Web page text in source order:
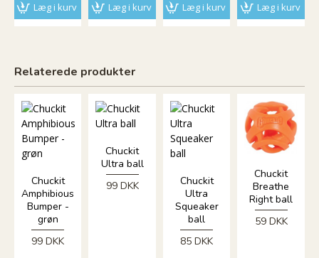
Læg i kurv Læg i kurv Læg i kurv Læg i kurv
Relaterede produkter
Chuckit
Amphibious
Bumper -
grøn
99 DKK
Chuckit
Ultra ball
99 DKK
Chuckit
Ultra
Squeaker
ball
85 DKK
Chuckit
Breathe
Right ball
59 DKK